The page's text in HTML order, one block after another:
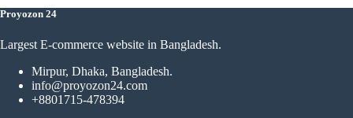
Proyozon 24
Largest E-commerce website in Bangladesh.
Mirpur, Dhaka, Bangladesh.
info@proyozon24.com
+8801715-478394